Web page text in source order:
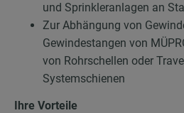
und Sprinkleranlagen an
Zur Abhängung von
Gewindestangen von
von Rohrschellen oder
Systemschienen
Ihre Vorteile